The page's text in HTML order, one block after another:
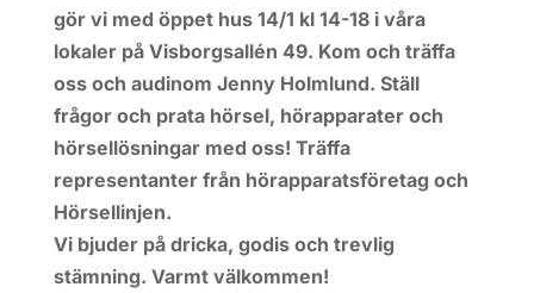
gör vi med öppet hus 14/1 kl 14-18 i våra
lokaler på Visborgsallén 49. Kom och träffa
oss och audinom Jenny Holmlund. Ställ
frågor och prata hörsel, hörapparater och
hörsellösningar med oss! Träffa
representanter från hörapparatsföretag och
Hörsellinjen.
Vi bjuder på dricka, godis och trevlig
stämning. Varmt välkommen!